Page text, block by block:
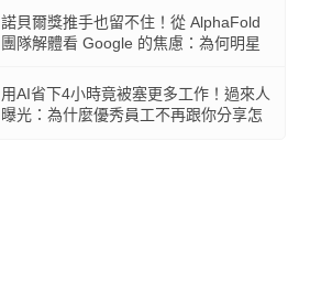
諾貝爾獎推手也留不住！從 AlphaFold
團隊解體看 Google 的焦慮：為何明星
用AI省下4小時竟被塞更多工作！過來人
曝光：為什麼優秀員工不再跟你分享怎